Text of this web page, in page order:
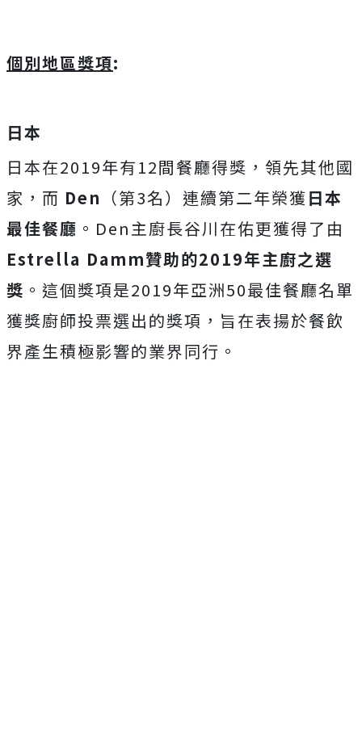
個別地區獎項:
日本
日本在2019年有12間餐廳得獎，領先其他國
家，而 Den （第3名）連續第二年榮獲日本
最佳餐廳 。Den主廚長谷川在佑更獲得了由
Estrella Damm贊助的2019年主廚之選
獎 。這個獎項是2019年亞洲50最佳餐廳名單
獲獎廚師投票選出的獎項，旨在表揚於餐飲
界產生積極影響的業界同行。